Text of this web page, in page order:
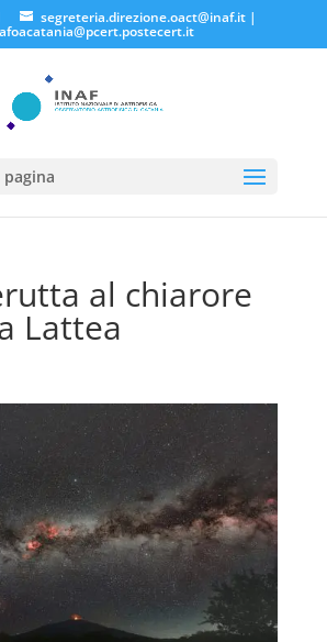
segreteria.direzione.oact@inaf.it|
pagina
al chiarore
Lattea